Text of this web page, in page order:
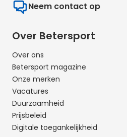
Over Betersport
Over ons
Betersport magazine
Onze merken
Vacatures
Duurzaamheid
Prijsbeleid
Digitale toegankelijkheid
Neem contact op